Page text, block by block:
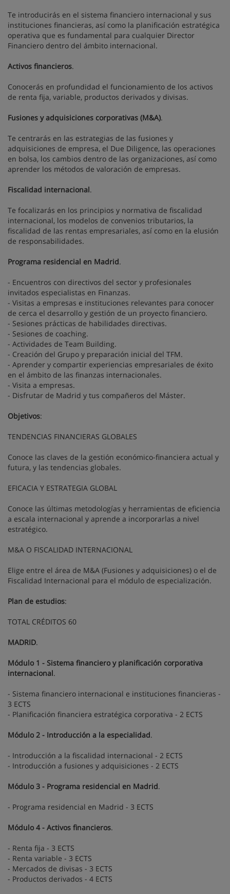
Te introducirás en el sistema financiero internacional y sus
instituciones financieras, así como la planificación estratégica
operativa que es fundamental para cualquier Director
Financiero dentro del ámbito internacional.
Activos financieros.
Conocerás en profundidad el funcionamiento de los activos
de renta fija, variable, productos derivados y divisas.
Fusiones y adquisiciones corporativas (M&A).
Te centrarás en las estrategias de las fusiones y
adquisiciones de empresa, el Due Diligence, las operaciones
en bolsa, los cambios dentro de las organizaciones, así como
aprender los métodos de valoración de empresas.
Fiscalidad internacional.
Te focalizarás en los principios y normativa de fiscalidad
internacional, los modelos de convenios tributarios, la
fiscalidad de las rentas empresariales, así como en la elusión
de responsabilidades.
Programa residencial en Madrid.
- Encuentros con directivos del sector y profesionales
invitados especialistas en Finanzas.
- Visitas a empresas e instituciones relevantes para conocer
de cerca el desarrollo y gestión de un proyecto financiero.
- Sesiones prácticas de habilidades directivas.
- Sesiones de coaching.
- Actividades de Team Building.
- Creación del Grupo y preparación inicial del TFM.
- Aprender y compartir experiencias empresariales de éxito
en el ámbito de las finanzas internacionales.
- Visita a empresas.
- Disfrutar de Madrid y tus compañeros del Máster.
Objetivos:
TENDENCIAS FINANCIERAS GLOBALES
Conoce las claves de la gestión económico-financiera actual y
futura, y las tendencias globales.
EFICACIA Y ESTRATEGIA GLOBAL
Conoce las últimas metodologías y herramientas de eficiencia
a escala internacional y aprende a incorporarlas a nivel
estratégico.
M&A O FISCALIDAD INTERNACIONAL
Elige entre el área de M&A (Fusiones y adquisiciones) o el de
Fiscalidad Internacional para el módulo de especialización.
Plan de estudios:
TOTAL CRÉDITOS 60
MADRID.
Módulo 1 - Sistema financiero y planificación corporativa
internacional.
- Sistema financiero internacional e instituciones financieras -
3 ECTS
- Planificación financiera estratégica corporativa - 2 ECTS
Módulo 2 - Introducción a la especialidad.
- Introducción a la fiscalidad internacional - 2 ECTS
- Introducción a fusiones y adquisiciones - 2 ECTS
Módulo 3 - Programa residencial en Madrid.
- Programa residencial en Madrid - 3 ECTS
Módulo 4 - Activos financieros.
- Renta fija - 3 ECTS
- Renta variable - 3 ECTS
- Mercados de divisas - 3 ECTS
- Productos derivados - 4 ECTS